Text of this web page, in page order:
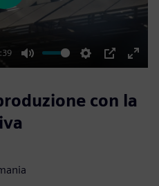
Mute Settings
PIP
Enter
con la